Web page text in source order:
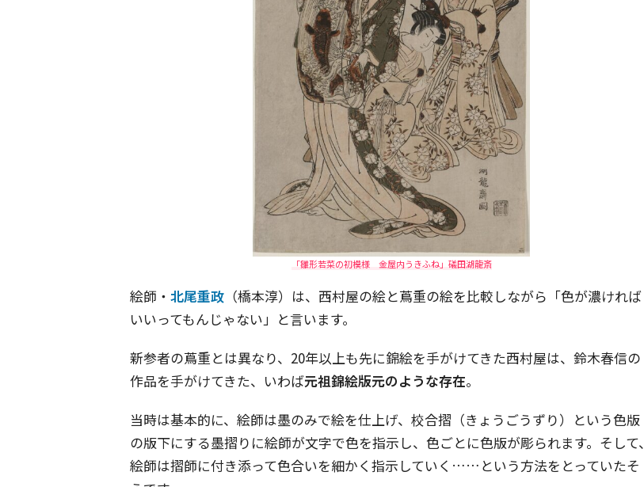
「雛形若菜の初模様 金屋内うきふね」礒田湖龍斎
絵師・ 北尾重政 （橋本淳）は、西村屋の絵と蔦重の絵を比較しながら「色が濃ければ
いいってもんじゃない」と言います。
新参者の蔦重とは異なり、20年以上も先に錦絵を手がけてきた西村屋は、鈴木春信の
作品を手がけてきた、いわば元祖錦絵版元のような存在。
当時は基本的に、絵師は墨のみで絵を仕上げ、校合摺（きょうごうずり）という色版
の版下にする墨摺りに絵師が文字で色を指示し、色ごとに色版が彫られます。そして、
絵師は摺師に付き添って色合いを細かく指示していく……という方法をとっていたそ